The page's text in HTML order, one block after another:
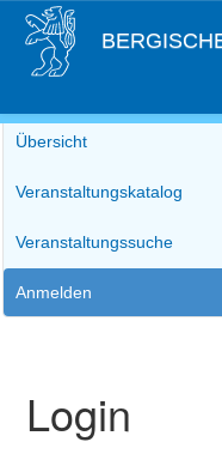
Übersicht
Veranstaltungskatalog
Veranstaltungssuche
Anmelden
Login